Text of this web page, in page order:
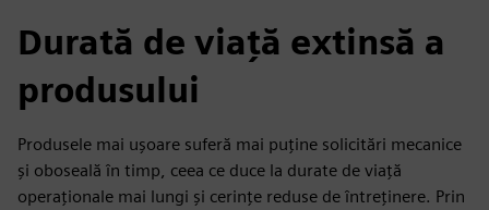
Durată de viață extinsă a
produsului
Produsele mai ușoare suferă mai puține solicitări mecanice
și oboseală în timp, ceea ce duce la durate de viață
operaționale mai lungi și cerințe reduse de întreținere. Prin